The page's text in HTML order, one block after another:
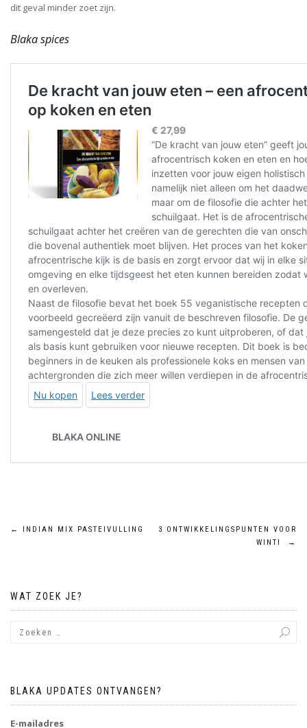
dit geval minder zoet zijn.
Blaka spices
Bericht
← INDIAN MIX PASTEIVULLING
3 ONTWIKKELINGSPUNTEN VOOR
WINTI
→
WAT ZOEK JE?
BLAKA UPDATES ONTVANGEN?
E-mailadres